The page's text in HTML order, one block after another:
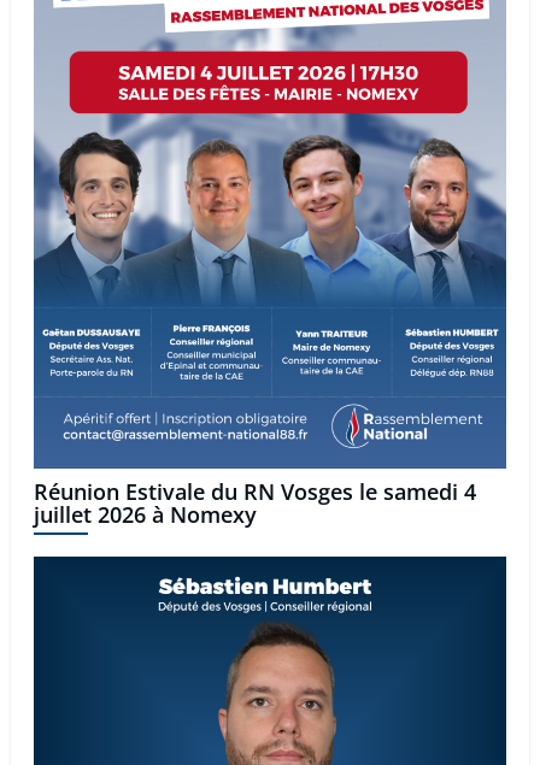
Réunion Estivale du RN Vosges le samedi 4
juillet 2026 à Nomexy